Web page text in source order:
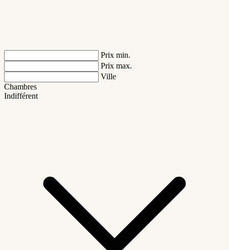
Prix min.
Prix max.
Ville
Chambres
Indifférent